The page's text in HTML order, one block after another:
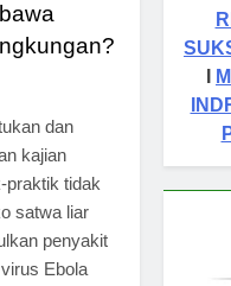
dan
kajian
praktik tidak
satwa liar
penyakit
Ebola